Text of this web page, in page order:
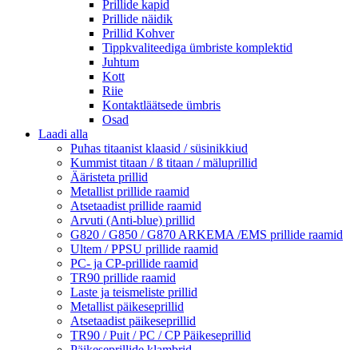
Prillide kapid
Prillide näidik
Prillid Kohver
Tippkvaliteediga ümbriste komplektid
Juhtum
Kott
Riie
Kontaktläätsede ümbris
Osad
Laadi alla
Puhas titaanist klaasid / süsinikkiud
Kummist titaan / ß titaan / mäluprillid
Ääristeta prillid
Metallist prillide raamid
Atsetaadist prillide raamid
Arvuti (Anti-blue) prillid
G820 / G850 / G870 ARKEMA /EMS prillide raamid
Ultem / PPSU prillide raamid
PC- ja CP-prillide raamid
TR90 prillide raamid
Laste ja teismeliste prillid
Metallist päikeseprillid
Atsetaadist päikeseprillid
TR90 / Puit / PC / CP Päikeseprillid